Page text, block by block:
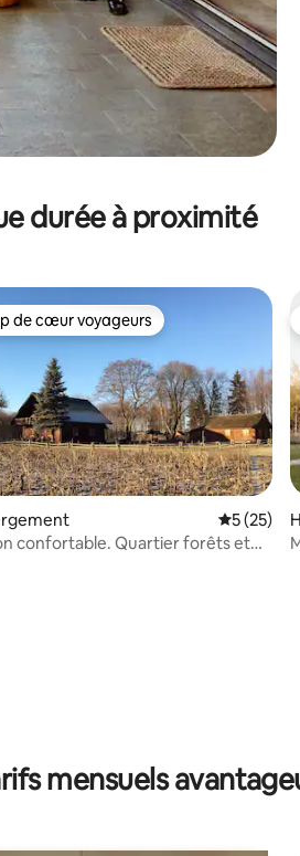
durée à proximité
sur la base de 11 commentaires :
de cœur voyageurs
de cœur voyageurs
Évaluation
5 (25)
confortable. Quartier forêts et
mensuels